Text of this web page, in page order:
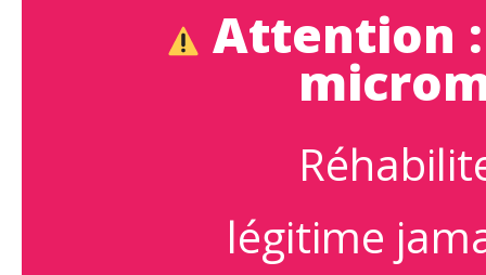
Attention :
légitime